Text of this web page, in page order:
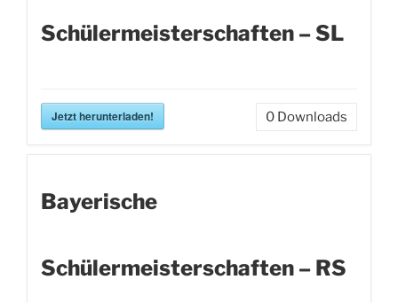
Schülermeisterschaften – SL
Jetzt herunterladen! 0 Downloads
Bayerische
Schülermeisterschaften – RS